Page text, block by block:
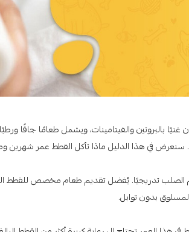
بالبروتين والفيتامينات، ويشمل طعامًا جافًا
في هذا الدليل ماذا تأكل القطط عمر شهرين
الصلب تدريجيًا. يُفضل تقديم طعام مخصص للقطط
بدون توابل.